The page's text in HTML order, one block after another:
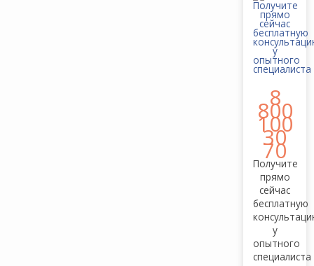
8
800
100
30
70
Получите
прямо
сейчас
бесплатную
у
опытного
специалиста